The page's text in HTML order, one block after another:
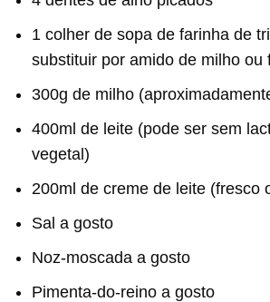
1 colher de sopa de farinha de
substituir por amido de milho ou
300g de milho
400ml de leite (pode ser sem
vegetal)
200ml de creme de leite (fresco
Sal a gosto
Noz-moscada a gosto
Pimenta-do-reino a gosto